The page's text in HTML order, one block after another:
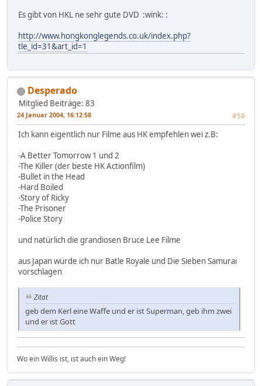
Es gibt von HKL ne sehr gute DVD :wink: :
http://www.hongkonglegends.co.uk/index.php?
tle_id=31&art_id=1
Desperado
Mitglied Beiträge: 83
24 Januar 2004, 16:12:58 #50
Ich kann eigentlich nur Filme aus HK empfehlen wei z.B:
-A Better Tomorrow 1 und 2
-The Killer (der beste HK Actionfilm)
-Bullet in the Head
-Hard Boiled
-Story of Ricky
-The Prisoner
-Police Story
und natürlich die grandiosen Bruce Lee Filme
aus Japan würde ich nur Batle Royale und Die Sieben Samurai
vorschlagen
Zitat
geb dem Kerl eine Waffe und er ist Superman, geb ihm zwei
und er ist Gott
Wo ein Willis ist, ist auch ein Weg!